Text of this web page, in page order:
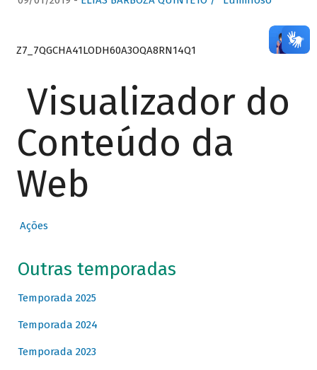
Z7_7QGCHA41LODH60A3OQA8RN14Q1
Visualizador do
Conteúdo da
Web
Ações
Outras temporadas
Temporada 2025
Temporada 2024
Temporada 2023